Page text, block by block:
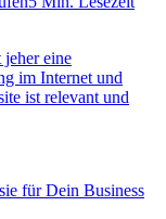
eine
im Internet und
ist relevant und
für Dein Business